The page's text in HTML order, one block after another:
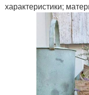
характеристики;